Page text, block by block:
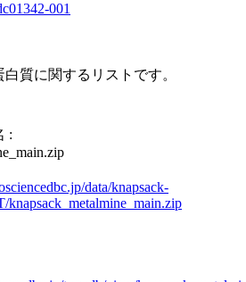
001
質に関するリストです。
:
data/knapsack-
knapsack_metalmine_main.zip